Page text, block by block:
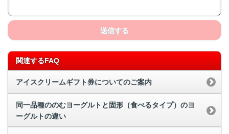
送信する
関連するFAQ
アイスクリームギフト券についてのご案内
同一品種ののむヨーグルトと固形（食べるタイプ）のヨ
ーグルトの違い